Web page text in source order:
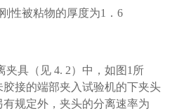
性被粘物的厚度为1．6
夹具（见 4. 2）中，如图1所
接的端部夹入试验机的下夹头
有规定外，夹头的分离速率为